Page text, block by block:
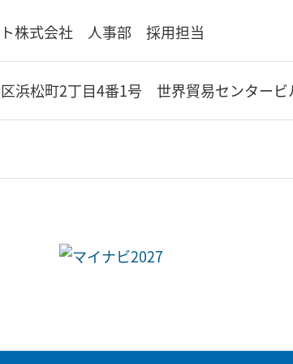
ト株式会社 人事部 採用担当
浜松町2丁目4番1号 世界貿易センタービ